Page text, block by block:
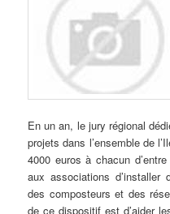
En un an, le jury régional
projets dans l’ensemble de
4000 euros à chacun
aux associations
des composteurs et des
de ce dispositif est d’aider